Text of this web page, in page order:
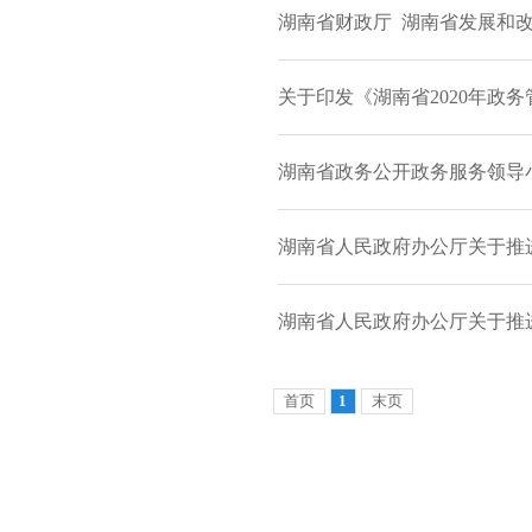
湖南省财政厅 湖南省发展和
关于印发《湖南省2020年政
湖南省政务公开政务服务领
湖南省人民政府办公厅关于
湖南省人民政府办公厅关于
首页 1 末页